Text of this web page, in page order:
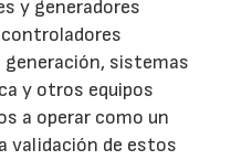
y generadores
sistemas
y otros equipos
a operar como un
validación de estos